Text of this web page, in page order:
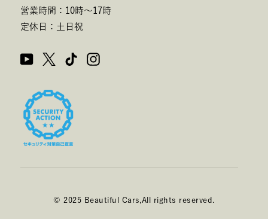
営業時間：10時～17時
定休日：土日祝
© 2025 Beautiful Cars,All rights reserved.